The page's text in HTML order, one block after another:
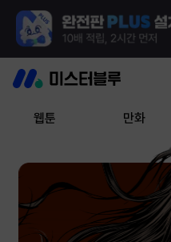
웹툰 만화